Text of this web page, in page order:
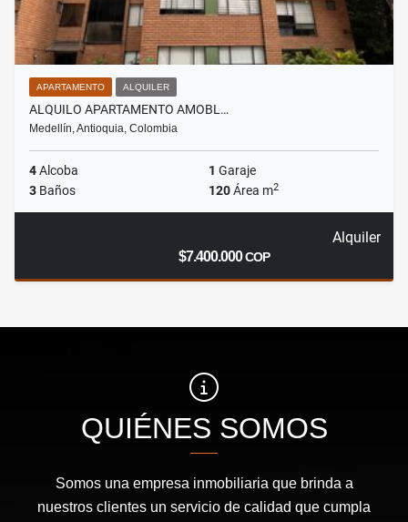
APARTAMENTO ALQUILER
ALQUILO APARTAMENTO AMOBL…
Medellín, Antioquia, Colombia
4Alcoba 1 Garaje
3 Baños 120Área m2
Alquiler
$7.400.000COP
QUIÉNES SOMOS
Somos una empresa inmobiliaria que brinda a
nuestros clientes un servicio de calidad que cumpla